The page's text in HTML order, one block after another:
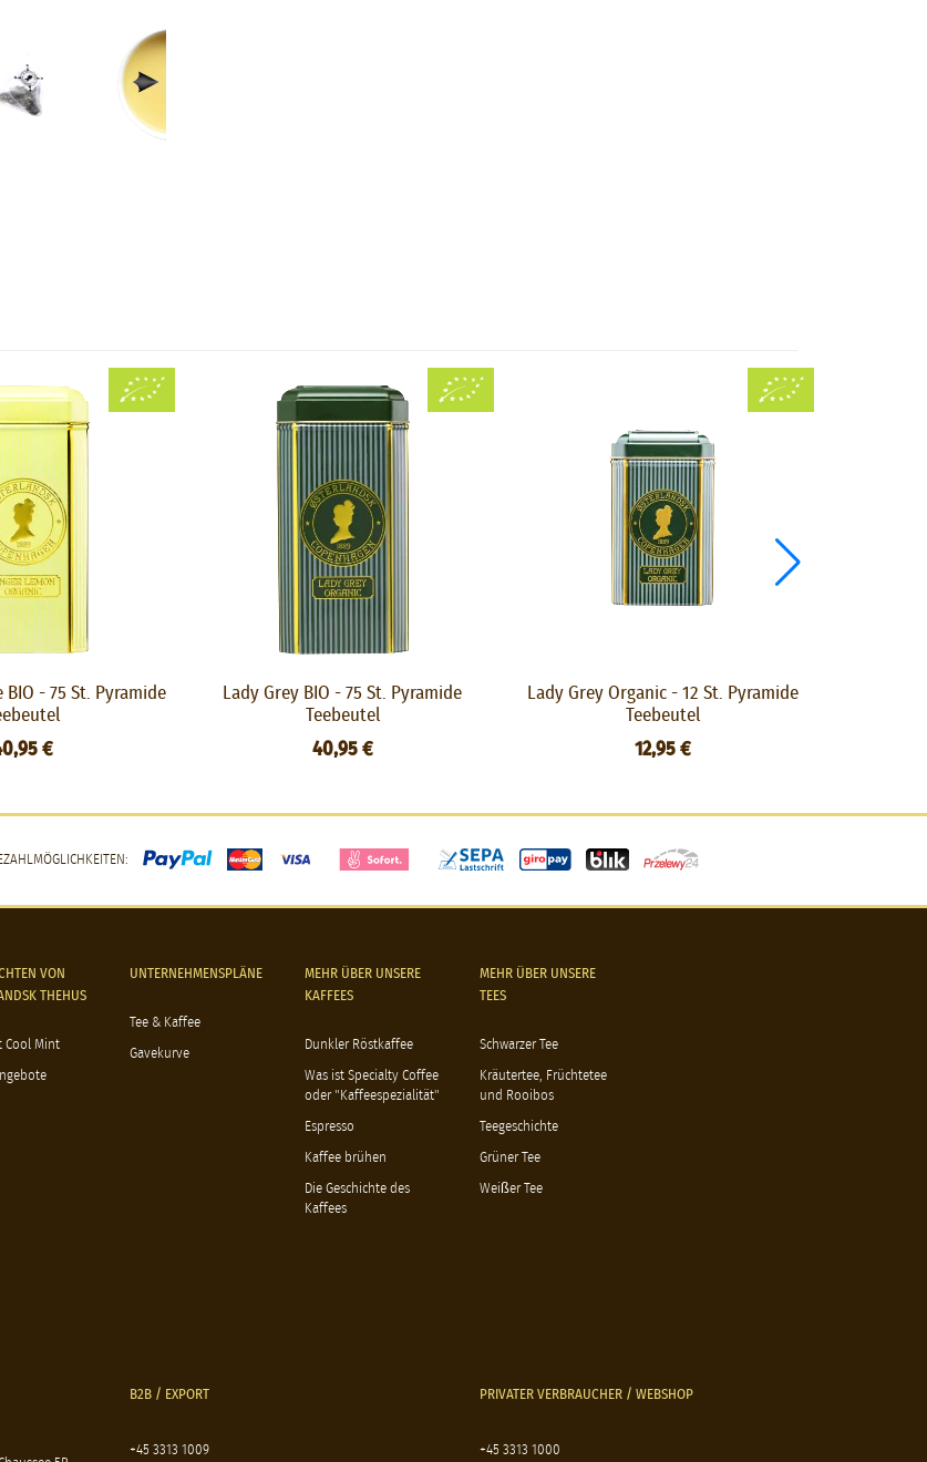
BIO - 75 St. Pyramide
€
Lady Grey BIO - 75 St. Pyramide
Teebeutel
40,95 €
Lady Grey Organic - 12 St. Pyramide
Teebeutel
12,95 €
VON
THEHUS
Cool Mint
UNTERNEHMENSPLÄNE
Tee & Kaffee
Gavekurve
MEHR ÜBER UNSERE
KAFFEES
Dunkler Röstkaffee
Was ist Specialty Coffee
oder "Kaffeespezialität"
Espresso
Kaffee brühen
Die Geschichte des
Kaffees
MEHR ÜBER UNSERE
TEES
Schwarzer Tee
Kräutertee, Früchtetee
und Rooibos
Teegeschichte
Grüner Tee
Weißer Tee
B2B / EXPORT
+45 3313 1009
PRIVATER VERBRAUCHER / WEBSHOP
+45 3313 1000